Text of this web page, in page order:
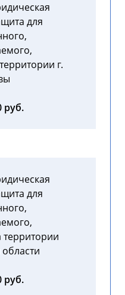
для
г.
руб.
для
руб.